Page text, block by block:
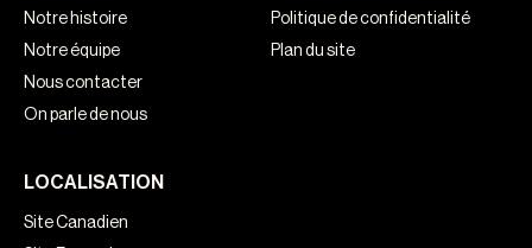
Notre histoire
Notre équipe
Nous contacter
On parle de nous
Politique de confidentialité
Plan du site
LOCALISATION
Site Canadien